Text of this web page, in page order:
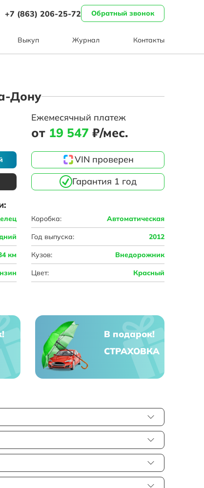
+7 (863) 206-25-72 Обратный звонок
Выкуп Журнал Контакты
Дону
Ежемесячный платеж
от 19 547 ₽/мес.
VIN проверен
Гарантия 1 год
Коробка: Автоматическая
Год выпуска: 2012
км Кузов: Внедорожник
Цвет: Красный
В подарок!
СТРАХОВКА